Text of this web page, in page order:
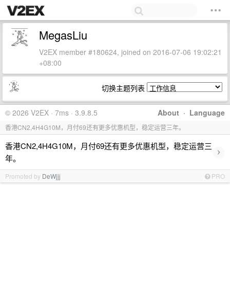
MegasLiu
V2EX member #180624, joined on 2016-07-06 19:02:21
+08:00
切换主题列表
About · Language
© 2026 V2EX · 7ms · 3.9.8.5
香港CN2,4H4G10M，月付69还有更多优惠机型，稳定运营三年。
香港CN2,4H4G10M，月付69还有更多优惠机型，稳定运营三
年。
›
Promoted by DeWjjj PRO